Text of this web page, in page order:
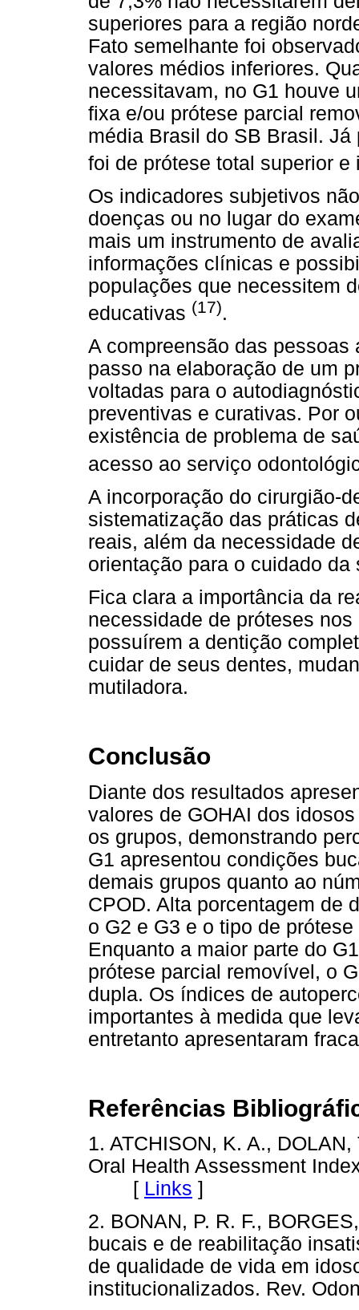
superiores para a região
Fato semelhante foi
valores médios inferiores.
necessitavam, no G1 houve
fixa e/ou prótese parcial
média Brasil do SB Brasil.
foi de prótese total superior
Os indicadores subjetivos
doenças ou no lugar do
mais um instrumento de
informações clínicas e
populações que necessitem
educativas (17).
A compreensão das
passo na elaboração de um
voltadas para o
preventivas e curativas. Por
existência de problema de
acesso ao serviço
A incorporação do cirurgião-
sistematização das práticas
reais, além da necessidade
orientação para o cuidado
Fica clara a importância da
necessidade de próteses
possuírem a dentição
cuidar de seus dentes,
mutiladora.
Conclusão
Diante dos resultados
valores de GOHAI dos
os grupos, demonstrando
G1 apresentou condições
demais grupos quanto ao
CPOD. Alta porcentagem de
o G2 e G3 e o tipo de
Enquanto a maior parte do
prótese parcial removível, o
dupla. Os índices de
importantes à medida que
entretanto apresentaram
Referências
1. ATCHISON, K. A.,
Oral Health Assessment
[ Links ]
2. BONAN, P. R. F.,
bucais e de reabilitação
de qualidade de vida em
institucionalizados. Rev.